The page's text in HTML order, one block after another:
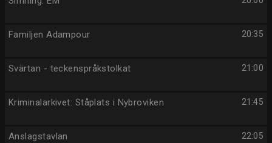
20:35
Familjen Adampour
21:00
Svärtan - teckenspråkstolkat
21:45
Kriminalarkivet: Ståplats i Nybroviken
22:05
Anslagstavlan